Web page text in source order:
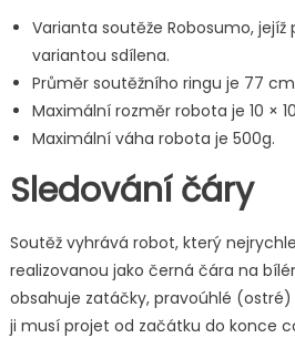
Varianta soutěže Robosumo,
variantou sdílena.
Průměr soutěžního ringu je 77
Maximální rozměr robota je 10 ×
Maximální váha robota je 500g.
Sledování čáry
Soutěž vyhrává robot, který
realizovanou jako černá čára na
obsahuje zatáčky, pravoúhlé
ji musí projet od začátku do konce